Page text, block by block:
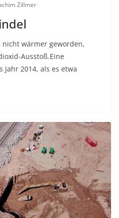
Zillmer
nicht wärmer geworden,
Ausstoß.Eine
2014, als es etwa